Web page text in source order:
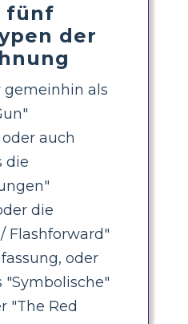
fünf
der
gemeinhin als
auch
die
die
Flashforward"
oder
"Symbolische"
"The Red